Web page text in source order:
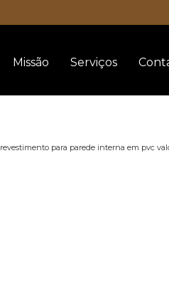
Missão Serviços
revestimento para parede interna em pvc